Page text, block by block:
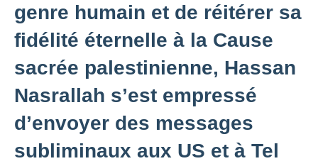
genre humain et de réitérer sa
fidélité éternelle à la Cause
sacrée palestinienne, Hassan
Nasrallah s’est empressé
d’envoyer des messages
subliminaux aux US et à Tel